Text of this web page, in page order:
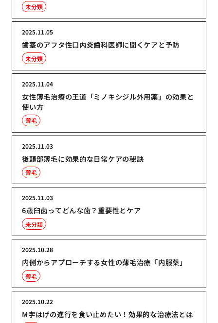
未分類
歯茎のアフタ性口内炎歯科医師に聞くケアと予防
2025.11.05
未分類
女性薄毛治療の王道「ミノキシジル外用薬」の効果と
使い方
2025.11.04
薄毛
後頭部薄毛に効果的な日常ケアの秘訣
2025.11.03
薄毛
6歳臼歯ってどんな歯？重要性とケア
2025.11.03
未分類
内側からアプローチする女性の薄毛治療「内服薬」
2025.10.28
薄毛
M字はげの進行を食い止めたい！効果的な治療法とは
2025.10.22